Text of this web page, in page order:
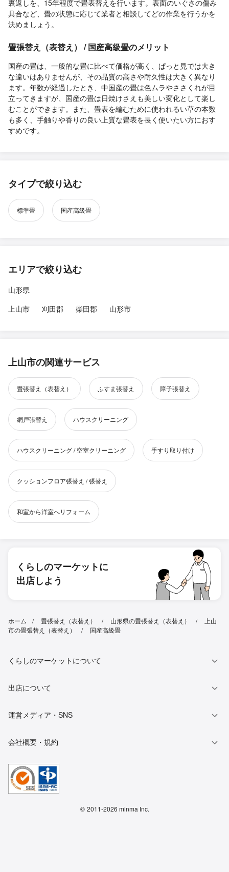
裏返しを、15年程度で畳表替えを行います。表面のいぐさの傷み
具合など、畳の状態に応じて業者と相談してどの作業を行うかを
決めましょう。
畳張替え（表替え） / 国産高級畳のメリット
国産の畳は、一般的な畳に比べて価格が高く、ぱっと見では大き
な違いはありませんが、その品質の高さや耐久性は大きく異なり
ます。年数が経過したとき、中国産の畳は色ムラやささくれが目
立ってきますが、国産の畳は日焼けさえも美しい変化として楽し
むことができます。また、畳表を編むために使われるい草の本数
も多く、手触りや香りの良い上質な畳表を長く使いたい方におす
すめです。
タイプで絞り込む
標準畳 国産高級畳
エリアで絞り込む
山形県
上山市
刈田郡 柴田郡 山形市
上山市の関連サービス
畳張替え（表替え） ふすま張替え 障子張替え
網戸張替え ハウスクリーニング
ハウスクリーニング / 空室クリーニング 手すり取り付け
クッションフロア張替え / 張替え
和室から洋室へリフォーム
くらしのマーケットに
出店しよう
ホーム 畳張替え（表替え） 山形県の畳張替え（表替え）
上山
市の畳張替え（表替え）
国産高級畳
くらしのマーケットについて
出店について
運営メディア・SNS
会社概要・規約
© 2011-2026 minma Inc.